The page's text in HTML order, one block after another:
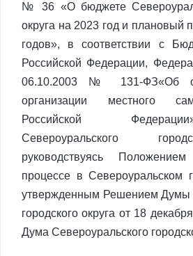
№ 36 «О бюджете
округа на 2023 год и плановый
годов», в соответствии с
Российской Федерации,
06.10.2003 № 131-ФЗ«Об
организации местного
Российской
Североуральского
руководствуясь
процессе в Североуральском
утвержденным Решением Думы
городского округа от 18
Дума Североуральского